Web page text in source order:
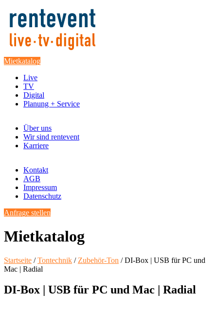
Mietkatalog
Live
TV
Digital
Planung + Service
Über uns
Wir sind rentevent
Karriere
Kontakt
AGB
Impressum
Datenschutz
Anfrage stellen
Mietkatalog
Startseite /Tontechnik / Zubehör-Ton / DI-Box | USB für PC und
Mac | Radial
DI-Box | USB für PC und Mac | Radial